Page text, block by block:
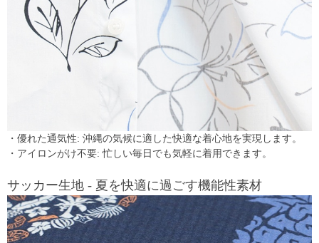
・優れた通気性: 沖縄の気候に適した快適な着心地を実現します。
・アイロンがけ不要: 忙しい毎日でも気軽に着用できます。
サッカー生地 - 夏を快適に過ごす機能性素材